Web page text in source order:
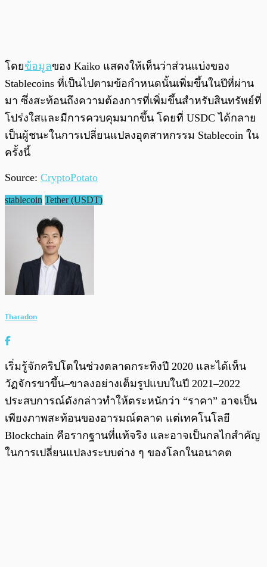
โดยข้อมูลของ Kaiko แสดงให้เห็นว่าส่วนแบ่งของ
Stablecoins ที่เป็นไปตามข้อกำหนดนั้นเพิ่มขึ้นในปีที่ผ่าน
มา ซึ่งสะท้อนถึงความต้องการที่เพิ่มขึ้นสำหรับสินทรัพย์ที่
โปร่งใสและมีการควบคุมมากขึ้น โดยที่ USDC ได้กลาย
เป็นผู้ชนะในการเปลี่ยนแปลงอุตสาหกรรม Stablecoin ใน
ครั้งนี้
Source: CryptoPotato
stablecoin Tether (USDT)
Tharadon
เริ่มรู้จักคริปโตในช่วงตลาดกระทิงปี 2020 และได้เห็น
วัฏจักรขาขึ้น–ขาลงอย่างเต็มรูปแบบในปี 2021–2022
ประสบการณ์ดังกล่าวทำให้ตระหนักว่า “ราคา” อาจเป็น
เพียงภาพสะท้อนของอารมณ์ตลาด แต่เทคโนโลยี
Blockchain คือรากฐานที่แท้จริง และอาจเป็นกลไกสำคัญ
ในการเปลี่ยนแปลงระบบต่าง ๆ ของโลกในอนาคต